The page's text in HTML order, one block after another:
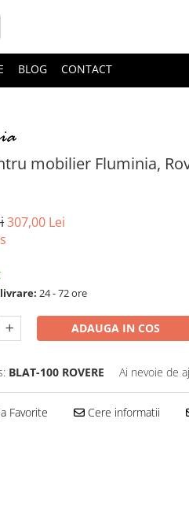
BLOG CONTACT
mobilier Fluminia,
307,00 Lei
24 - 72 ore
ADAUGA IN COS
BLAT-100 ROVERE Ai nevoie de
Favorite Cere informatii